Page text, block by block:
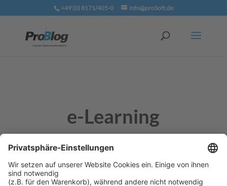
+49 (0) 8171/405-0 info@proSoft.de
e-Learning
Elektronisch unterstütztes Lernen: Alle Lernformen,
bei denen elektronische oder digitale Medien für die